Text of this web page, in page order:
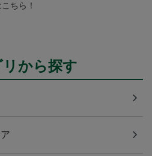
ちら！
から探す